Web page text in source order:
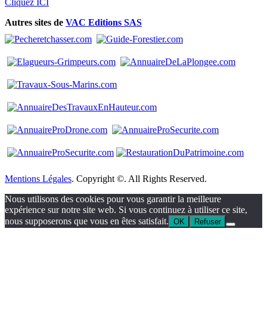
Autres sites de VAC Editions SAS
Mentions Légales. Copyright ©. All Rights Reserved.
Nous utilisons des cookies pour vous garantir la meilleure
expérience sur notre site web. Si vous continuez à utiliser ce site,
nous supposerons que vous en êtes satisfait. OK Refuser